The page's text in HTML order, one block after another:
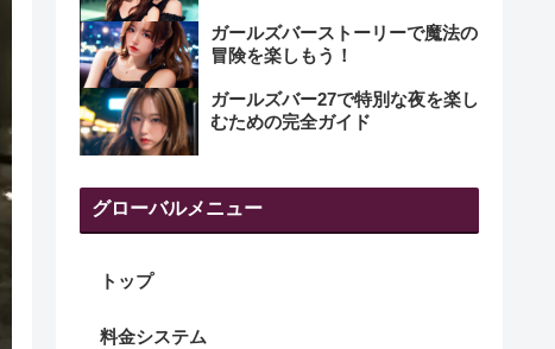
ガールズバーストーリーで魔法の
冒険を楽しもう！
ガールズバー27で特別な夜を楽し
むための完全ガイド
グローバルメニュー
トップ
料金システム